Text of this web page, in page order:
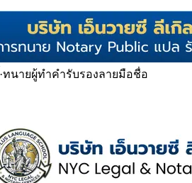
·ทนายผู้ทำคำรับรองลายมือชื่อ